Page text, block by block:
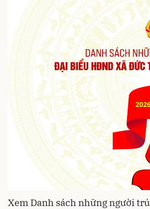
Xem Danh sách những người